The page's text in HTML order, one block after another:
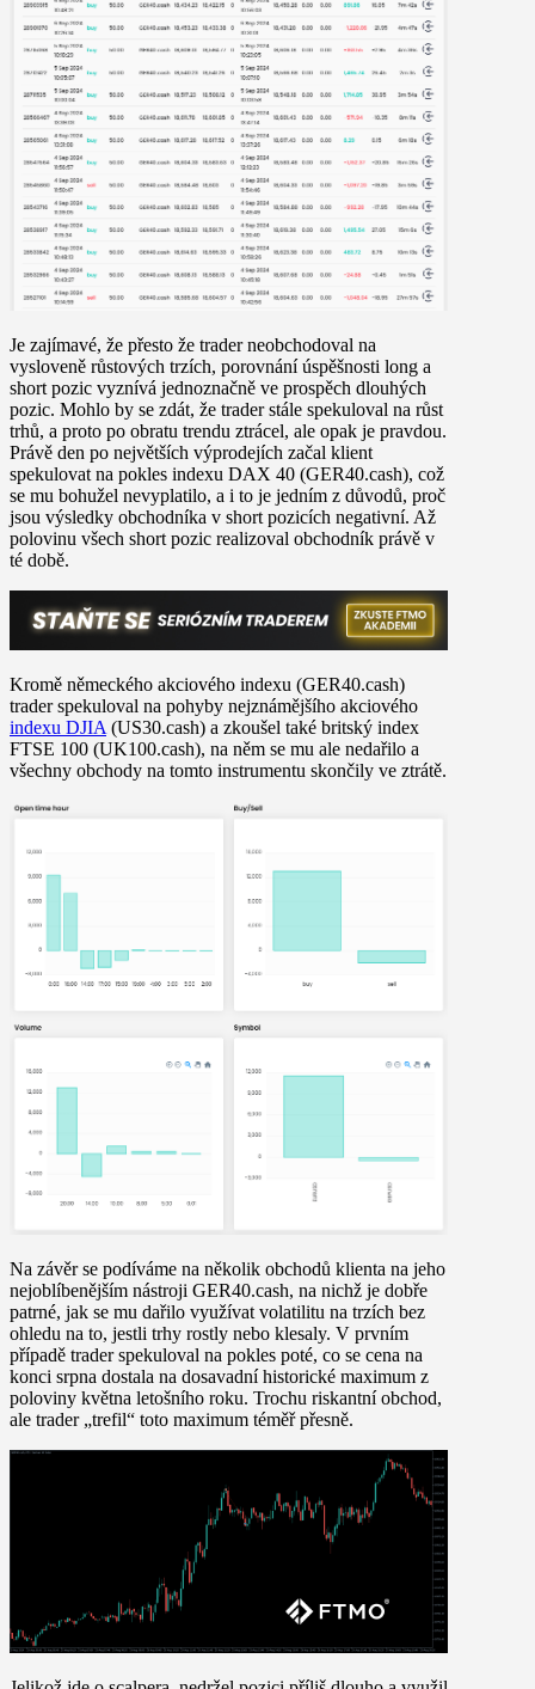
Je zajímavé, že přesto že trader neobchodoval na
vysloveně růstových trzích, porovnání úspěšnosti long a
short pozic vyznívá jednoznačně ve prospěch dlouhých
pozic. Mohlo by se zdát, že trader stále spekuloval na růst
trhů, a proto po obratu trendu ztrácel, ale opak je pravdou.
Právě den po největších výprodejích začal klient
spekulovat na pokles indexu DAX 40 (GER40.cash), což
se mu bohužel nevyplatilo, a i to je jedním z důvodů, proč
jsou výsledky obchodníka v short pozicích negativní. Až
polovinu všech short pozic realizoval obchodník právě v
té době.
Kromě německého akciového indexu (GER40.cash)
trader spekuloval na pohyby nejznámějšího akciového
indexu DJIA (US30.cash) a zkoušel také britský index
FTSE 100 (UK100.cash), na něm se mu ale nedařilo a
všechny obchody na tomto instrumentu skončily ve ztrátě.
Na závěr se podíváme na několik obchodů klienta na jeho
nejoblíbenějším nástroji GER40.cash, na nichž je dobře
patrné, jak se mu dařilo využívat volatilitu na trzích bez
ohledu na to, jestli trhy rostly nebo klesaly. V prvním
případě trader spekuloval na pokles poté, co se cena na
konci srpna dostala na dosavadní historické maximum z
poloviny května letošního roku. Trochu riskantní obchod,
ale trader „trefil“ toto maximum téměř přesně.